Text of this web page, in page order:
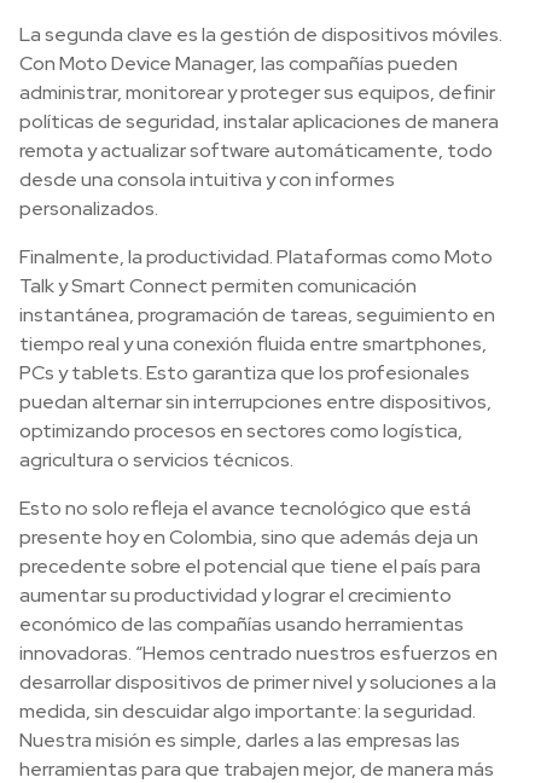
La segunda clave es la gestión de dispositivos móviles.
Con Moto Device Manager, las compañías pueden
administrar, monitorear y proteger sus equipos, definir
políticas de seguridad, instalar aplicaciones de manera
remota y actualizar software automáticamente, todo
desde una consola intuitiva y con informes
personalizados.
Finalmente, la productividad. Plataformas como Moto
Talk y Smart Connect permiten comunicación
instantánea, programación de tareas, seguimiento en
tiempo real y una conexión fluida entre smartphones,
PCs y tablets. Esto garantiza que los profesionales
puedan alternar sin interrupciones entre dispositivos,
optimizando procesos en sectores como logística,
agricultura o servicios técnicos.
Esto no solo refleja el avance tecnológico que está
presente hoy en Colombia, sino que además deja un
precedente sobre el potencial que tiene el país para
aumentar su productividad y lograr el crecimiento
económico de las compañías usando herramientas
innovadoras. “Hemos centrado nuestros esfuerzos en
desarrollar dispositivos de primer nivel y soluciones a la
medida, sin descuidar algo importante: la seguridad.
Nuestra misión es simple, darles a las empresas las
herramientas para que trabajen mejor, de manera más